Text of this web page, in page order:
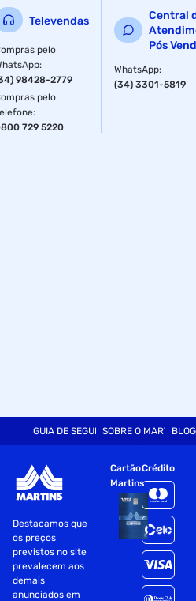
Televendas
pelo
:
98428-2779
pelo
:
729 5220
Central
Pós
WhatsApp:
(34) 3301-5819
GUIA DE SEGURANÇASOBRE O MARTINS
Destacamos que
os preços
previstos no site
prevalecem aos
demais
anunciados em
Cartão
Martins
Crédito